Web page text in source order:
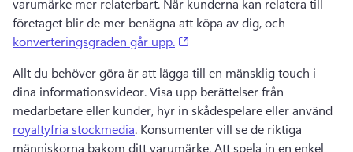
varumärke mer relaterbart. När kunderna kan relatera till
företaget blir de mer benägna att köpa av dig, och
konverteringsgraden går upp.
Allt du behöver göra är att lägga till en mänsklig touch i
dina informationsvideor. Visa upp berättelser från
medarbetare eller kunder, hyr in skådespelare eller använd
royaltyfria stockmedia. Konsumenter vill se de riktiga
människorna bakom ditt varumärke. Att spela in en enkel